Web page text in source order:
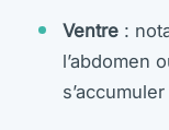
Ventre :
l’abdomen
s’accumuler